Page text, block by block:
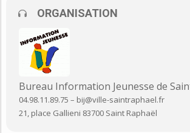
Formations Métiers
Contacter le Bureau Information Jeunesse de
04.98.11.89.75 –
ORGANISATION
Bureau Information Jeunesse de
04.98.11.89.75 – bij@ville-saintraphael.fr
21, place Gallieni 83700 Saint Raphaël